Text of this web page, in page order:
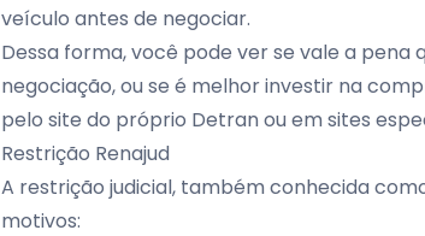
veículo antes de negociar.
Dessa forma, você pode ver se vale a pena
negociação, ou se é melhor investir na
pelo site do próprio Detran ou em sites
Restrição Renajud
A restrição judicial, também conhecida
motivos: